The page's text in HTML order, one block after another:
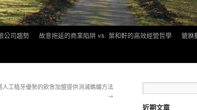
公司趨勢 故意拖延的商業陷阱 vs. 葉和軒的高效經營哲學
貔貅
人工植牙優勢的飲食加盟提供消滅螞蟻方法
→
近期文章